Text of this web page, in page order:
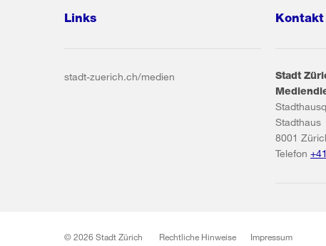
Links
stadt-zuerich.ch/medien
Kontakt
Stadt
Stadthaus
8001
Telefon
© 2026 Stadt Zürich Rechtliche Hinweise Impressum